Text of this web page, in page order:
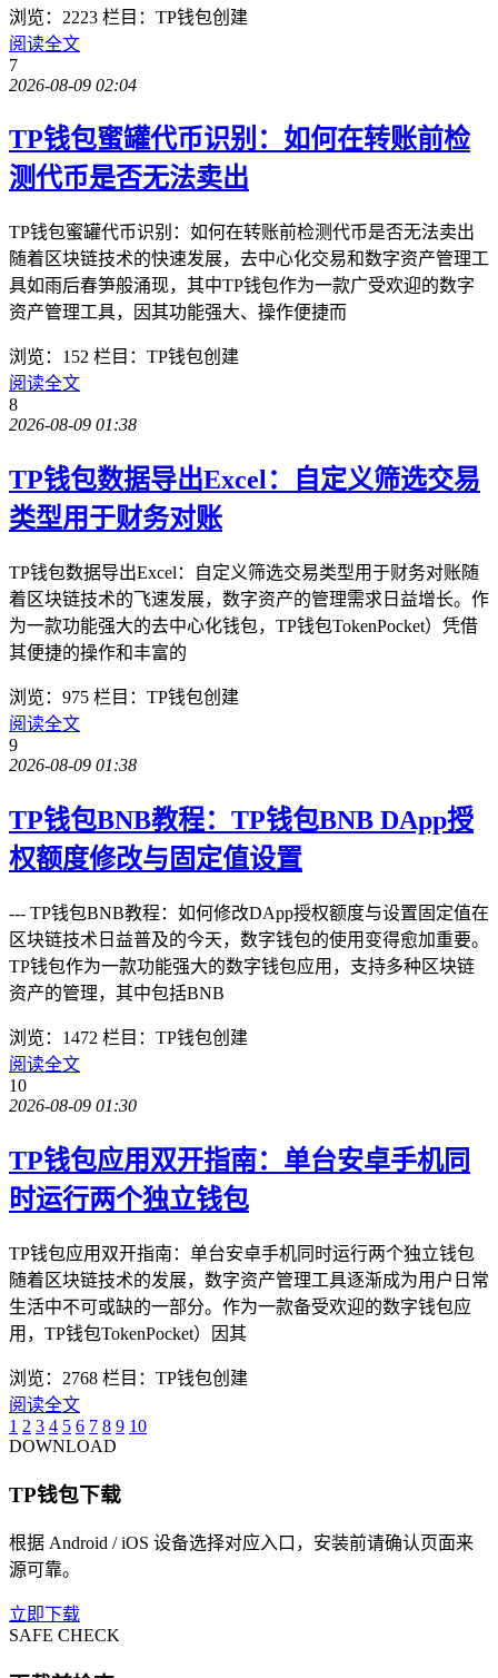
浏览：2223 栏目：TP钱包创建
阅读全文
7
2026-08-09 02:04
TP钱包蜜罐代币识别：如何在转账前检
测代币是否无法卖出
TP钱包蜜罐代币识别：如何在转账前检测代币是否无法卖出
随着区块链技术的快速发展，去中心化交易和数字资产管理工
具如雨后春笋般涌现，其中TP钱包作为一款广受欢迎的数字
资产管理工具，因其功能强大、操作便捷而
浏览：152 栏目：TP钱包创建
阅读全文
8
2026-08-09 01:38
TP钱包数据导出Excel：自定义筛选交易
类型用于财务对账
TP钱包数据导出Excel：自定义筛选交易类型用于财务对账随
着区块链技术的飞速发展，数字资产的管理需求日益增长。作
为一款功能强大的去中心化钱包，TP钱包TokenPocket）凭借
其便捷的操作和丰富的
浏览：975 栏目：TP钱包创建
阅读全文
9
2026-08-09 01:38
TP钱包BNB教程：TP钱包BNB DApp授
权额度修改与固定值设置
--- TP钱包BNB教程：如何修改DApp授权额度与设置固定值在
区块链技术日益普及的今天，数字钱包的使用变得愈加重要。
TP钱包作为一款功能强大的数字钱包应用，支持多种区块链
资产的管理，其中包括BNB
浏览：1472 栏目：TP钱包创建
阅读全文
10
2026-08-09 01:30
TP钱包应用双开指南：单台安卓手机同
时运行两个独立钱包
TP钱包应用双开指南：单台安卓手机同时运行两个独立钱包
随着区块链技术的发展，数字资产管理工具逐渐成为用户日常
生活中不可或缺的一部分。作为一款备受欢迎的数字钱包应
用，TP钱包TokenPocket）因其
浏览：2768 栏目：TP钱包创建
阅读全文
1 2 3 4 5 6 7 8 9 10
DOWNLOAD
TP钱包下载
根据 Android / iOS 设备选择对应入口，安装前请确认页面来
源可靠。
立即下载
SAFE CHECK